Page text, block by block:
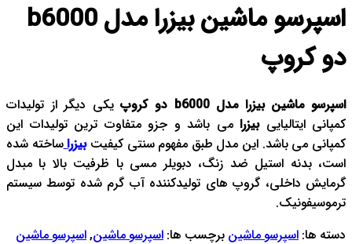
اسپرسو ماشین بیزرا مدل b6000
دو کروپ
اسپرسو ماشین بیزرا مدل b6000 دو کروپ
یکی دیگر از تولیدات
کمپانی ایتالیاییبیزرا می باشد و جزو متفاوت ترین تولیدات این
کمپانی می باشد. این مدل طبق مفهوم سنتی کیفیتبیزرا ساخته شده
است، بدنه استیل ضد زنگ، دبویلر مسی با ظرفیت بالا با مبدل
گرمایش داخلی، گروپ های تولیدکننده آب گرم شده توسط سیستم
ترموسیفونیک.
دسته ها: اسپرسو‌ ماشین برچسب ها: اسپرسو ماشین, اسپرسو ماشین